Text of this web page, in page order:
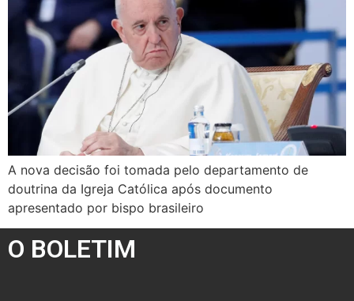
A nova decisão foi tomada pelo departamento de
doutrina da Igreja Católica após documento
apresentado por bispo brasileiro
O BOLETIM